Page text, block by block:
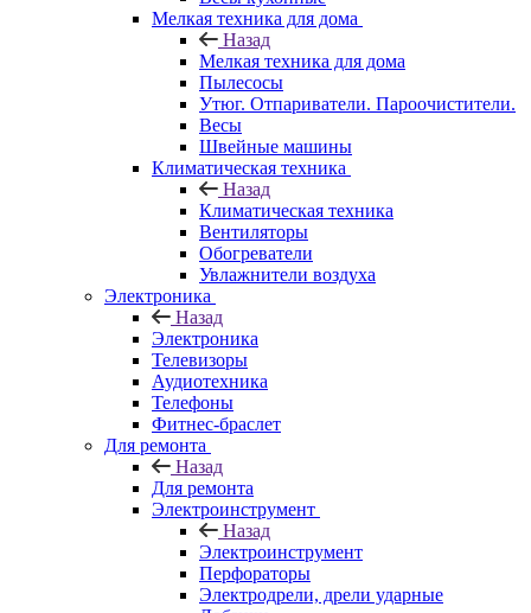
Мелкая техника для дома
Назад
Мелкая техника для дома
Пылесосы
Утюг. Отпариватели. Пароочистители.
Весы
Швейные машины
Климатическая техника
Назад
Климатическая техника
Вентиляторы
Обогреватели
Увлажнители воздуха
Электроника
Назад
Электроника
Телевизоры
Аудиотехника
Телефоны
Фитнес-браслет
Для ремонта
Назад
Для ремонта
Электроинструмент
Назад
Электроинструмент
Перфораторы
Электродрели, дрели ударные